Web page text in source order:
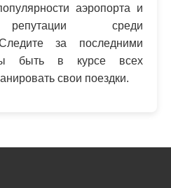
аэропорта и
репутации среди
за последними
быть в курсе всех
свои поездки.